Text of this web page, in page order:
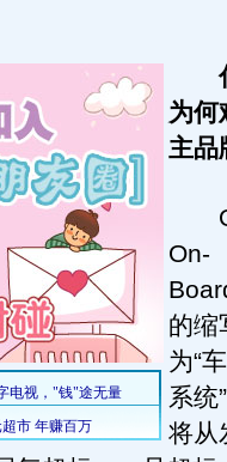
为何
主品
On-
的缩
为“
系统
将从